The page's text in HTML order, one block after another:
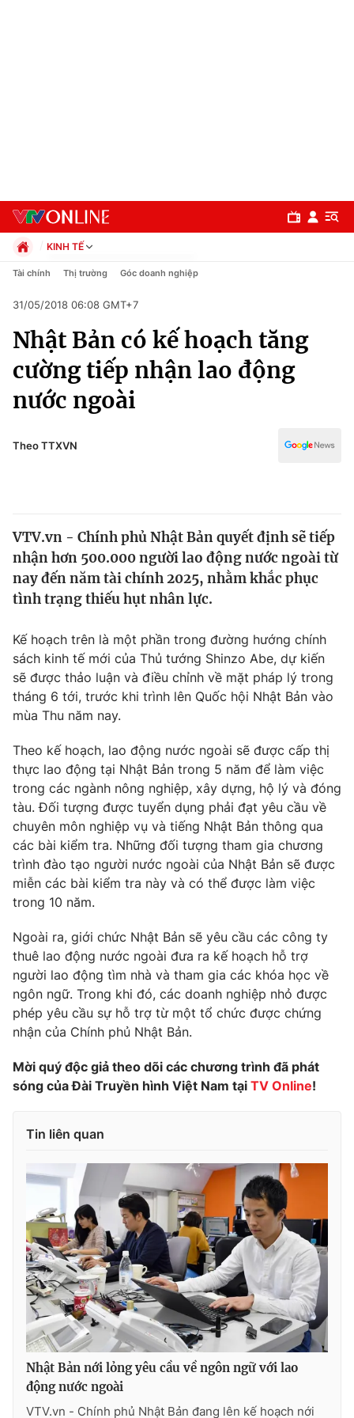
Chuyên mục
Chính trị
Xã hội
Pháp luật
Thế giới
Tin tức
Thế giới đó đây
Câu chuyện quốc tế
Kinh tế
Thị trường
Góc doanh nghiệp
Dữ liệu và đời sống
Truyền hình
Phim VTV
Hậu trường
Nhân vật
Khán giả
Giải sao mai
Giải trí
Điện ảnh
Âm nhạc
Sao
Đời sống
Du lịch
Làm đẹp
Chất lượng cuộc sống
Giáo dục
Tuyển sinh
Học trực tuyến
Công nghệ
Hitech Công nghệ tương lai
Sản phẩm
Thị trường
Tư vấn
Giao lưu trực tuyến
Lịch phát sóng
Chuyên mục khác
Emagazine
Photo Infographic
Video
VTV Money VTV Thể thao
VTV Sức khoẻ Bất động sản
Thị trường 24h Tấm lòng Việt
VTV4 Vươn mình bằng AI
VTV9 VTV8
Liên hệ tòa soạn English
KINH TẾ
Chính trị
Pháp luật
Kinh tế
Thể thao
Truyền hình
Văn hóa - Giải trí
Tài chính Thị trường Góc doanh nghiệp
31/05/2018 06:08 GMT+7
Nhật Bản có kế hoạch tăng
cường tiếp nhận lao động
nước ngoài
Theo TTXVN
VTV.vn - Chính phủ Nhật Bản quyết định sẽ tiếp
nhận hơn 500.000 người lao động nước ngoài từ
nay đến năm tài chính 2025, nhằm khắc phục
tình trạng thiếu hụt nhân lực.
Kế hoạch trên là một phần trong đường hướng chính
sách kinh tế mới của Thủ tướng Shinzo Abe, dự kiến
sẽ được thảo luận và điều chỉnh về mặt pháp lý trong
tháng 6 tới, trước khi trình lên Quốc hội Nhật Bản vào
mùa Thu năm nay.
Theo kế hoạch, lao động nước ngoài sẽ được cấp thị
thực lao động tại Nhật Bản trong 5 năm để làm việc
trong các ngành nông nghiệp, xây dựng, hộ lý và đóng
tàu. Đối tượng được tuyển dụng phải đạt yêu cầu về
chuyên môn nghiệp vụ và tiếng Nhật Bản thông qua
các bài kiểm tra. Những đối tượng tham gia chương
trình đào tạo người nước ngoài của Nhật Bản sẽ được
miễn các bài kiểm tra này và có thể được làm việc
trong 10 năm.
Ngoài ra, giới chức Nhật Bản sẽ yêu cầu các công ty
thuê lao động nước ngoài đưa ra kế hoạch hỗ trợ
người lao động tìm nhà và tham gia các khóa học về
ngôn ngữ. Trong khi đó, các doanh nghiệp nhỏ được
phép yêu cầu sự hỗ trợ từ một tổ chức được chứng
nhận của Chính phủ Nhật Bản.
Mời quý độc giả theo dõi các chương trình đã phát
sóng của Đài Truyền hình Việt Nam tại TV Online!
Tin liên quan
Nhật Bản nới lỏng yêu cầu về ngôn ngữ với lao
động nước ngoài
VTV.vn - Chính phủ Nhật Bản đang lên kế hoạch nới